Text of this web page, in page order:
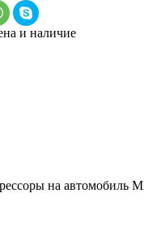
и наличие
на автомобиль